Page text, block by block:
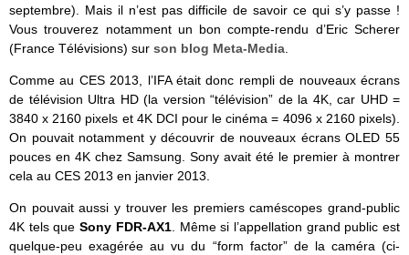
septembre). Mais il n’est pas difficile de savoir ce qui s’y passe !
Vous trouverez notamment un bon compte-rendu d’Eric Scherer
(France Télévisions) sur son blog Meta-Media
Comme au CES 2013, l’IFA était donc rempli de nouveaux écrans
de télévision Ultra HD (la version “télévision” de la 4K, car UHD =
3840 x 2160 pixels et 4K DCI pour le cinéma = 4096 x 2160 pixels).
On pouvait notamment y découvrir de nouveaux écrans OLED 55
pouces en 4K chez Samsung. Sony avait été le premier à montrer
cela au CES 2013 en janvier 2013.
On pouvait aussi y trouver les premiers caméscopes grand-public
4K tels queSony FDR-AX1. Même si l’appellation grand public est
quelque-peu exagérée au vu du “form factor” de la caméra (ci-